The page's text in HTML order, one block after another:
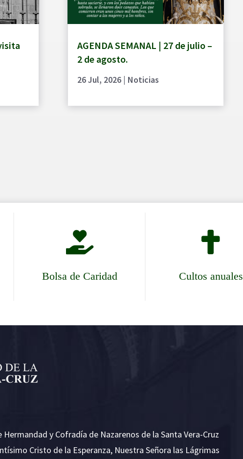
AGENDA SEMANAL | 27 de julio –
2 de agosto.
26 Jul, 2026| Noticias

Bolsa de Caridad

Cultos anuales
Hermandad y Cofradía de Nazarenos de la Santa Vera-Cruz
Cristo de la Esperanza, Nuestra Señora las Lágrimas